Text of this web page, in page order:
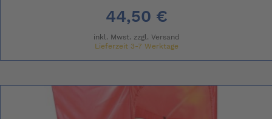
44,50 €
inkl. Mwst. zzgl. Versand
Lieferzeit 3-7 Werktage